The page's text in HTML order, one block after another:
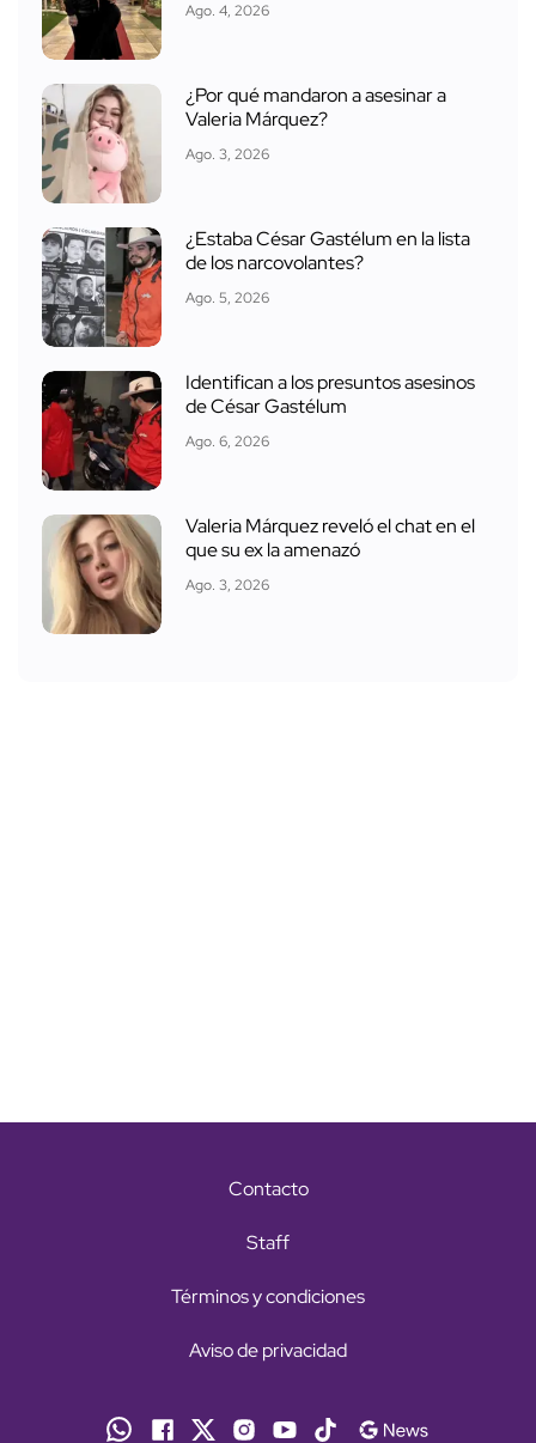
Ago. 4, 2026
¿Por qué mandaron a asesinar a
Valeria Márquez?
Ago. 3, 2026
¿Estaba César Gastélum en la lista
de los narcovolantes?
Ago. 5, 2026
Identifican a los presuntos asesinos
de César Gastélum
Ago. 6, 2026
Valeria Márquez reveló el chat en el
que su ex la amenazó
Ago. 3, 2026
Contacto
Staff
Términos y condiciones
Aviso de privacidad